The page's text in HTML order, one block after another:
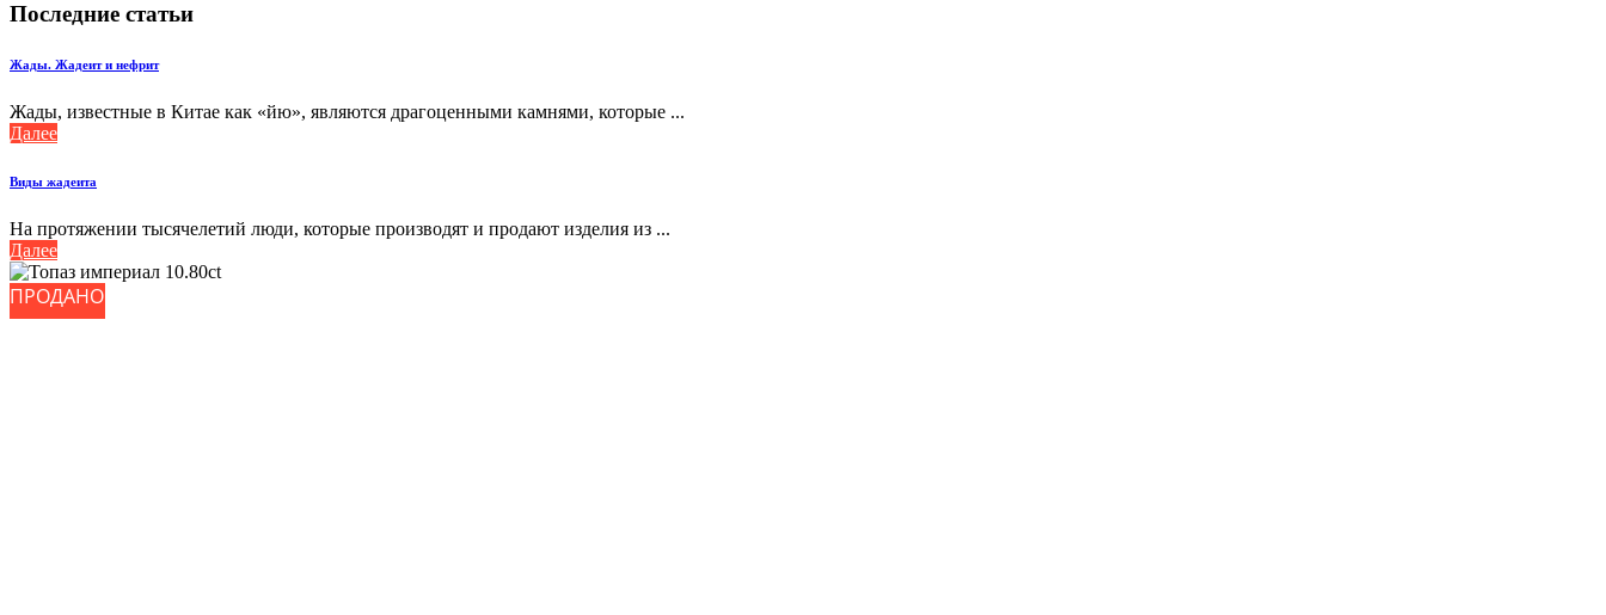
Последние статьи
Жады. Жадеит и нефрит
Жады, известные в Китае как «йю», являются драгоценными камнями, которые ...
Далее
Виды жадеита
На протяжении тысячелетий люди, которые производят и продают изделия из ...
Далее
ПРОДАНО